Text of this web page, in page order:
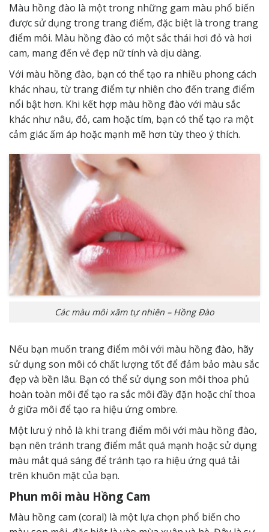
Màu hồng đào là một trong những gam màu phổ biến
được sử dụng trong trang điểm, đặc biệt là trong trang
điểm môi. Màu hồng đào có một sắc thái hơi đỏ và hơi
cam, mang đến vẻ đẹp nữ tính và dịu dàng.
Với màu hồng đào, bạn có thể tạo ra nhiều phong cách
khác nhau, từ trang điểm tự nhiên cho đến trang điểm
nổi bật hơn. Khi kết hợp màu hồng đào với màu sắc
khác như nâu, đỏ, cam hoặc tím, bạn có thể tạo ra một
cảm giác ấm áp hoặc mạnh mẽ hơn tùy theo ý thích.
Các màu môi xăm tự nhiên – Hồng Đào
Nếu bạn muốn trang điểm môi với màu hồng đào, hãy
sử dụng son môi có chất lượng tốt để đảm bảo màu sắc
đẹp và bền lâu. Bạn có thể sử dụng son môi thoa phủ
hoàn toàn môi để tạo ra sắc môi đầy đặn hoặc chỉ thoa
ở giữa môi để tạo ra hiệu ứng ombre.
Một lưu ý nhỏ là khi trang điểm môi với màu hồng đào,
bạn nên tránh trang điểm mắt quá mạnh hoặc sử dụng
màu mắt quá sáng để tránh tạo ra hiệu ứng quá tải
trên khuôn mặt của bạn.
Phun môi màu Hồng Cam
Màu hồng cam (coral) là một lựa chọn phổ biến cho